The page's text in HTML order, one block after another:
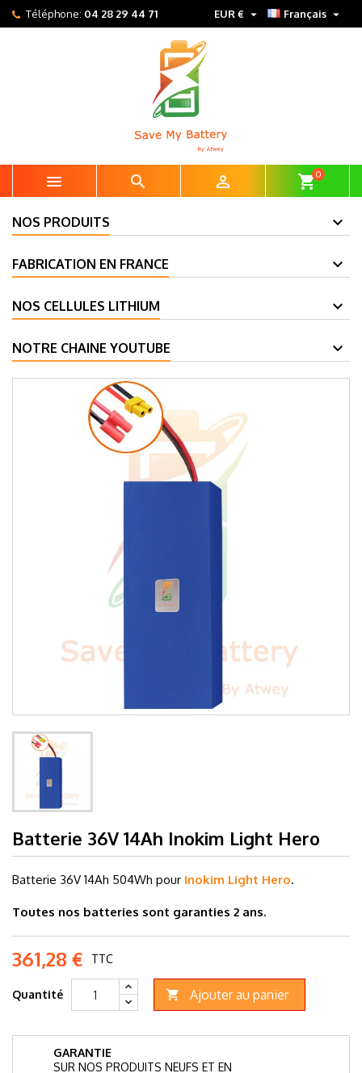
Téléphone: 04 28 29 44 71 Français 
EUR € 
   shopping_cart0
NOS PRODUITS
FABRICATION EN FRANCE
NOS CELLULES LITHIUM
NOTRE CHAINE YOUTUBE
Batterie 36V 14Ah Inokim Light Hero
Batterie 36V 14Ah 504Wh pour Inokim Light Hero.
Toutes nos batteries sont garanties 2 ans.
361,28 € TTC
Quantité  Ajouter au panier
GARANTIE
SUR NOS PRODUITS NEUFS ET EN